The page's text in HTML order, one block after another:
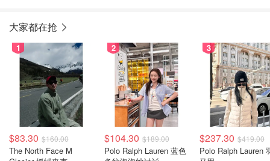
大家都在抢
1
$83.30 $160.00
The North Face M
2
$104.30 $189.00
Polo Ralph Lauren 蓝色
3
$237.30 $419.00
Polo Ralph Lauren